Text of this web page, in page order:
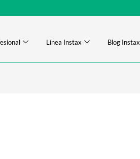
Línea Instax Blog Instax